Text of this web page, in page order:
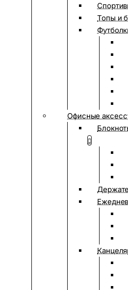
Топы и
Офисные